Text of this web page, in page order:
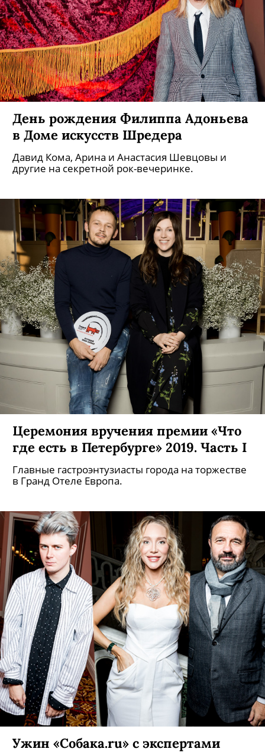
День рождения Филиппа Адоньева
в Доме искусств Шредера
Давид Кома, Арина и Анастасия Шевцовы и
другие на секретной рок-вечеринке.
Церемония вручения премии «Что
где есть в Петербурге» 2019. Часть I
Главные гастроэнтузиасты города на торжестве
в Гранд Отеле Европа.
Ужин «Собака.ru» с экспертами